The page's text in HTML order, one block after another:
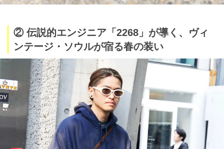
② 伝説的エンジニア「2268」が導く、ヴィ
ンテージ・ソウルが宿る春の装い